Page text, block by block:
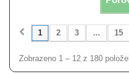
1 2 3 ... 15
Zobrazeno 1 – 12 z 180